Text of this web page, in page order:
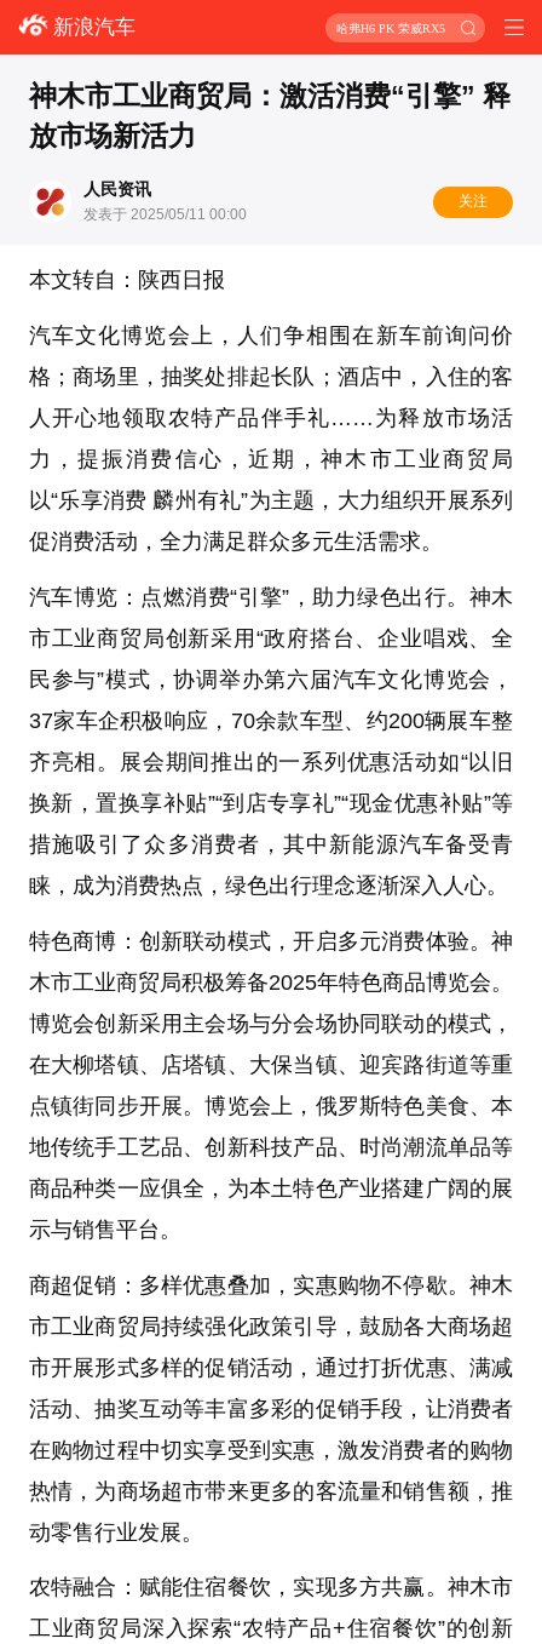
新浪汽车 哈弗H6 PK 荣威RX5
神木市工业商贸局：激活消费“引擎” 释
放市场新活力
人民资讯
发表于 2025/05/11 00:00
关注
本文转自：陕西日报
汽车文化博览会上，人们争相围在新车前询问价
格；商场里，抽奖处排起长队；酒店中，入住的客
人开心地领取农特产品伴手礼……为释放市场活
力，提振消费信心，近期，神木市工业商贸局
以“乐享消费 麟州有礼”为主题，大力组织开展系列
促消费活动，全力满足群众多元生活需求。
汽车博览：点燃消费“引擎”，助力绿色出行。神木
市工业商贸局创新采用“政府搭台、企业唱戏、全
民参与”模式，协调举办第六届汽车文化博览会，
37家车企积极响应，70余款车型、约200辆展车整
齐亮相。展会期间推出的一系列优惠活动如“以旧
换新，置换享补贴”“到店专享礼”“现金优惠补贴”等
措施吸引了众多消费者，其中新能源汽车备受青
睐，成为消费热点，绿色出行理念逐渐深入人心。
特色商博：创新联动模式，开启多元消费体验。神
木市工业商贸局积极筹备2025年特色商品博览会。
博览会创新采用主会场与分会场协同联动的模式，
在大柳塔镇、店塔镇、大保当镇、迎宾路街道等重
点镇街同步开展。博览会上，俄罗斯特色美食、本
地传统手工艺品、创新科技产品、时尚潮流单品等
商品种类一应俱全，为本土特色产业搭建广阔的展
示与销售平台。
商超促销：多样优惠叠加，实惠购物不停歇。神木
市工业商贸局持续强化政策引导，鼓励各大商场超
市开展形式多样的促销活动，通过打折优惠、满减
活动、抽奖互动等丰富多彩的促销手段，让消费者
在购物过程中切实享受到实惠，激发消费者的购物
热情，为商场超市带来更多的客流量和销售额，推
动零售行业发展。
农特融合：赋能住宿餐饮，实现多方共赢。神木市
工业商贸局深入探索“农特产品+住宿餐饮”的创新